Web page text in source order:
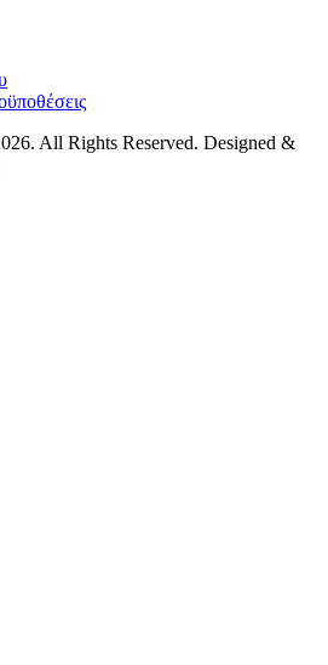
All Rights Reserved. Designed &